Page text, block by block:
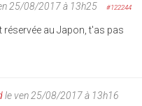
25/08/2017 à 13h25 #122244
réservée au Japon, t'as pas
le ven 25/08/2017 à 13h16